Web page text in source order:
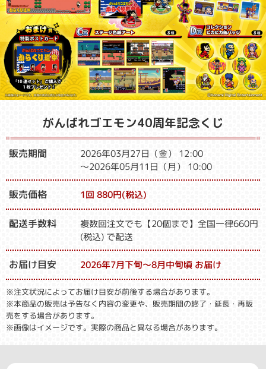
がんばれゴエモン40周年記念くじ
販売期間 2026年03月27日（金） 12:00
～2026年05月11日（月） 10:00
販売価格 1回 880円(税込)
配送手数料 複数回注文でも【20個まで】全国一律660円
(税込) で配送
お届け目安 2026年7月下旬～8月中旬頃 お届け
※注文状況によってお届け目安が前後する場合があります。
※本商品の販売は予告なく内容の変更や、販売期間の終了・延長・再販
売をする場合があります。
※画像はイメージです。実際の商品と異なる場合があります。